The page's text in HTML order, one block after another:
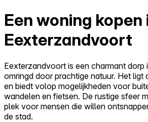
Een woning kopen
Eexterzandvoort
Eexterzandvoort is een charmant dorp
omringd door prachtige natuur. Het ligt
en biedt volop mogelijkheden voor
wandelen en fietsen. De rustige sfeer
plek voor mensen die willen
de stad.